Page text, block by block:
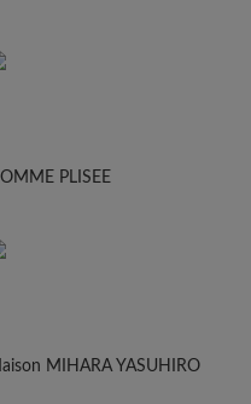
PLISEE
MIHARA YASUHIRO